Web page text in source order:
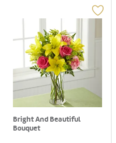
Bright And Beautiful
Bouquet